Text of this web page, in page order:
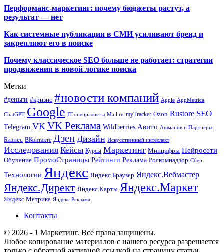
Перформанс-маркетинг: почему бюджеты растут, а
результат — нет
Как системные публикации в СМИ усиливают бренд и
закрепляют его в поиске
Почему классическое SEO больше не работает: стратегии
продвижения в новой логике поиска
Метки
#деньги #кризис #новости компаний Apple AppMetrica
ChatGPT Google IT-специалисты Mail.ru myTracker Ozon Rustore SEO
Telegram VK VK Реклама Wildberries Авито Ашманов и Партнеры
Бизнес ВКонтакте Дзен Дизайн Искусственный интеллект
Исследования Кейсы Курсы Маркетинг Минцифры Нейросети
Обучение ПромоСтраницы Рейтинги Реклама Роскомнадзор Сбер
Технологии Яндекс Яндекс.Браузер Яндекс.Вебмастер
Яндекс.Директ Яндекс.Карты Яндекс.Маркет
Яндекс.Метрика Яндекс Реклама
Контакты
© 2026 - 1 Маркетинг. Все права защищены.
Любое копирование материалов с нашего ресурса разрешается
только с обратной активной ссылкой на страницу статьи.